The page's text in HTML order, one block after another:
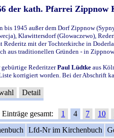
der kath. Pfarrei Zippnow
bis 1945 außer dem Dorf Zippnow
Klawittersdorf (Glowaczewo),
mit der Tochterkirche in
aus traditionellen Gründen - in
RederitzerPaul Lüdtke aus
korrigiert worden. Bei der Abschrift
Detail
gesamt: 1 4 7 10
Lfd-Nr im Kirchenbuch